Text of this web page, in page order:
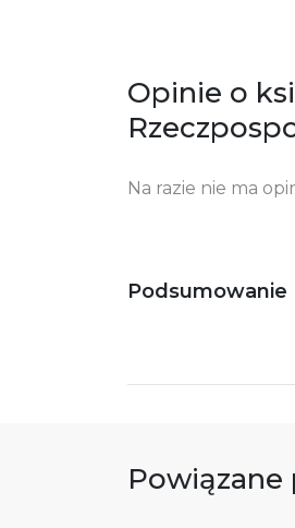
Opinie o
Na razie nie ma
Podsumowanie